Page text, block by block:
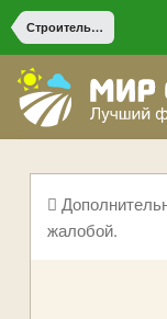
Строительство на ферме
жалобой.